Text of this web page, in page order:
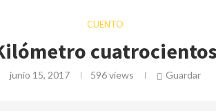
CUENTO
cuatrocientos
junio 15, 2017 596views Guardar